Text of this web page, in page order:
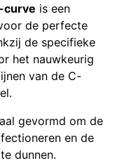
curve is een
de perfecte
de specifieke
het nauwkeurig
van de C-
gevormd om de
en de
dunnen.